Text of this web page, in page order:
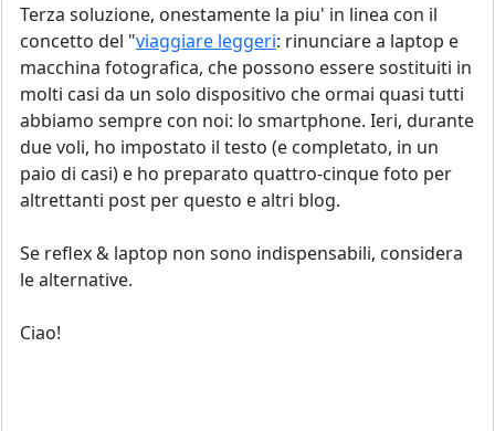
Terza soluzione, onestamente la piu' in linea con il
concetto del "viaggiare leggeri: rinunciare a laptop e
macchina fotografica, che possono essere sostituiti in
molti casi da un solo dispositivo che ormai quasi tutti
abbiamo sempre con noi: lo smartphone. Ieri, durante
due voli, ho impostato il testo (e completato, in un
paio di casi) e ho preparato quattro-cinque foto per
altrettanti post per questo e altri blog.
Se reflex & laptop non sono indispensabili, considera
le alternative.
Ciao!